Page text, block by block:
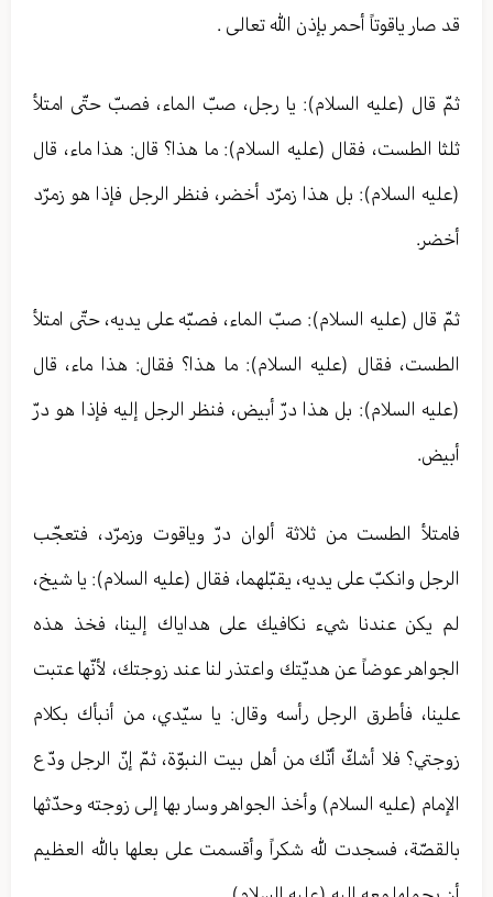
قد صار ياقوتاً أحمر بإذن الله تعالی .
ثمّ قال (عليه السلام): يا رجل، صبّ الماء، فصبّ حتّى امتلأ
ثلثا الطست، فقال (عليه السلام): ما هذا؟ قال: هذا ماء، قال
(عليه السلام): بل هذا زمرّد أخضر، فنظر الرجل فإذا هو زمرّد
أخضر.
ثمّ قال (عليه السلام): صبّ الماء، فصبّه على يديه، حتّى امتلأ
الطست، فقال (عليه السلام): ما هذا؟ فقال: هذا ماء، قال
(عليه السلام): بل هذا درّ أبيض، فنظر الرجل إليه فإذا هو درّ
أبيض.
فامتلأ الطست من ثلاثة ألوان درّ وياقوت وزمرّد، فتعجّب
الرجل وانكبّ على يديه، يقبّلهما، فقال (عليه السلام): يا شيخ،
لم يكن عندنا شي‏ء نكافيك على هداياك إلينا، فخذ هذه
الجواهر عوضاً عن هديّتك واعتذر لنا عند زوجتك، لأنّها عتبت
علينا، فأطرق الرجل رأسه وقال: يا سيّدي، من أنبأك بكلام
زوجتي؟ فلا أشكّ أنّك من أهل بيت النبوّة، ثمّ إنّ الرجل ودّع
الإمام (عليه السلام) وأخذ الجواهر وسار بها إلى زوجته وحدّثها
بالقصّة، فسجدت لله شكراً وأقسمت على بعلها بالله العظيم